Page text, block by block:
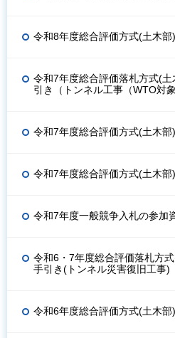
令和8年度総合評価方式(土木
令和7年度総合評価落札方式(
引き（トンネル工事（WTO対象
令和7年度総合評価方式(土木
令和7年度総合評価方式(土木
令和7年度一般競争入札の参加
令和6・7年度総合評価落札方
手引き(トンネル災害復旧工事)
令和6年度総合評価方式(土木